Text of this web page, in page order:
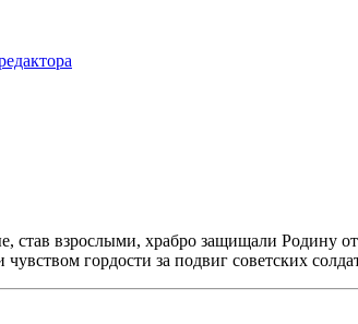
став взрослыми, храбро защищали Родину
гордости за подвиг советских